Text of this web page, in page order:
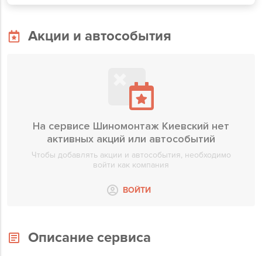
Акции и автособытия
На сервисе Шиномонтаж Киевский нет
активных акций или автособытий
Чтобы добавлять акции и автособытия, необходимо
войти как компания
ВОЙТИ
Описание сервиса